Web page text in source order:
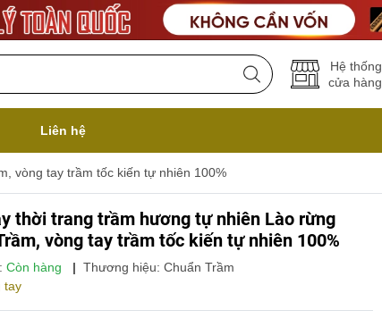
Hệ thống
cửa hàng
Liên hệ
vòng tay trầm tốc kiến tự nhiên 100%
thời trang trầm hương tự nhiên Lào rừng
vòng tay trầm tốc kiến tự nhiên 100%
Còn hàng | Thương hiệu: Chuẩn Trầm
tay